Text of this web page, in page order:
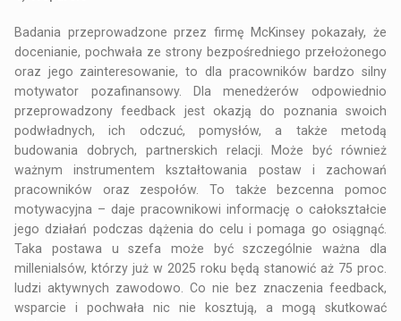
Badania przeprowadzone przez firmę McKinsey pokazały, że
docenianie, pochwała ze strony bezpośredniego przełożonego
oraz jego zainteresowanie, to dla pracowników bardzo silny
motywator pozafinansowy. Dla menedżerów odpowiednio
przeprowadzony feedback jest okazją do poznania swoich
podwładnych, ich odczuć, pomysłów, a także metodą
budowania dobrych, partnerskich relacji. Może być również
ważnym instrumentem kształtowania postaw i zachowań
pracowników oraz zespołów. To także bezcenna pomoc
motywacyjna – daje pracownikowi informację o całokształcie
jego działań podczas dążenia do celu i pomaga go osiągnąć.
Taka postawa u szefa może być szczególnie ważna dla
millenialsów, którzy już w 2025 roku będą stanowić aż 75 proc.
ludzi aktywnych zawodowo. Co nie bez znaczenia feedback,
wsparcie i pochwała nic nie kosztują, a mogą skutkować